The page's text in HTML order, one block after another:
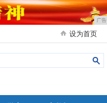
广告
设为首页